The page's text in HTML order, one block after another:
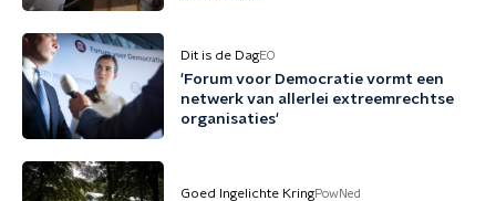
Dit is de DagEO
'Forum voor Democratie vormt een
netwerk van allerlei extreemrechtse
organisaties'
Goed Ingelichte KringPowNed